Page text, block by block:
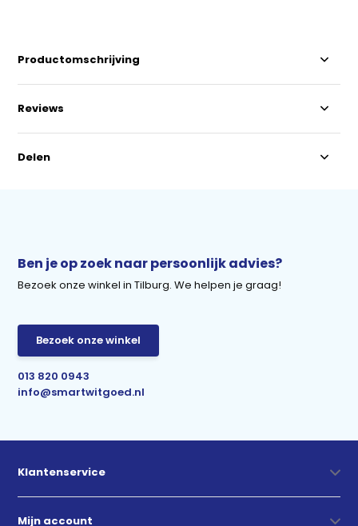
Productomschrijving
Reviews
Delen
Ben je op zoek naar persoonlijk advies?
Bezoek onze winkel in Tilburg. We helpen je graag!
Bezoek onze winkel
013 820 0943
info@smartwitgoed.nl
Klantenservice
Mijn account